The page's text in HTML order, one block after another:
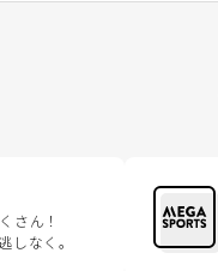
さん！
しなく。